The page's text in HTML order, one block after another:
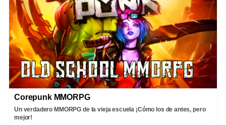
Corepunk MMORPG
Un verdadero MMORPG de la vieja escuela ¡Cómo los de antes, pero
mejor!